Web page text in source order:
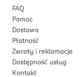
FAQ
Pomoc
Dostawa
Płatność
Zwroty i reklamacje
Dostępność usług
Kontakt